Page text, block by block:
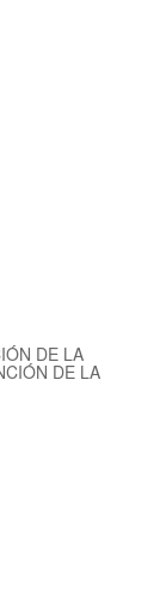
DE LA
DE LA